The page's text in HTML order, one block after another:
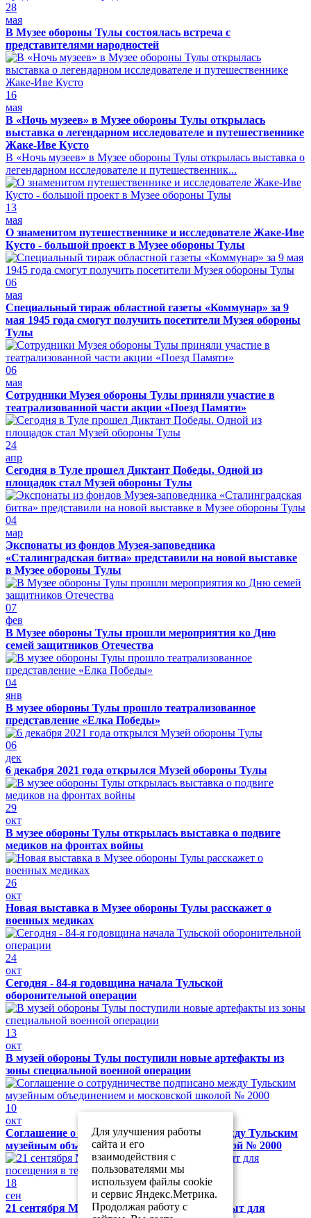
28
мая
В Музее обороны Тулы состоялась встреча с
представителями народностей
16
мая
В «Ночь музеев» в Музее обороны Тулы открылась
выставка о легендарном исследователе и путешественнике
Жаке-Иве Кусто
В «Ночь музеев» в Музее обороны Тулы открылась выставка о
легендарном исследователе и путешественник...
13
мая
О знаменитом путешественнике и исследователе Жаке-Иве
Кусто - большой проект в Музее обороны Тулы
06
мая
Специальный тираж областной газеты «Коммунар» за 9
мая 1945 года смогут получить посетители Музея обороны
Тулы
06
мая
Сотрудники Музея обороны Тулы приняли участие в
театрализованной части акции «Поезд Памяти»
24
апр
Сегодня в Туле прошел Диктант Победы. Одной из
площадок стал Музей обороны Тулы
04
мар
Экспонаты из фондов Музея-заповедника
«Сталинградская битва» представили на новой выставке
в Музее обороны Тулы
07
фев
В Музее обороны Тулы прошли мероприятия ко Дню
семей защитников Отечества
04
янв
В музее обороны Тулы прошло театрализованное
представление «Елка Победы»
06
дек
6 декабря 2021 года открылся Музей обороны Тулы
29
окт
В музее обороны Тулы открылась выставка о подвиге
медиков на фронтах войны
26
окт
Новая выставка в Музее обороны Тулы расскажет о
военных медиках
24
окт
Сегодня - 84-я годовщина начала Тульской
оборонительной операции
13
окт
В музей обороны Тулы поступили новые артефакты из
зоны специальной военной операции
10
окт
Соглашение о сотрудничестве подписано между Тульским
музейным объединением и московской школой № 2000
18
сен
21 сентября Музей обороны Тулы будет закрыт для
Для улучшения работы
сайта и его
взаимодействия с
пользователями мы
используем файлы cookie
и сервис Яндекс.Метрика.
Продолжая работу с